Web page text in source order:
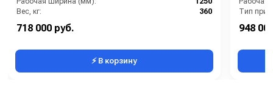
Вес, кг:
360
718 000 руб.
⚡ В корзину
Тип
948